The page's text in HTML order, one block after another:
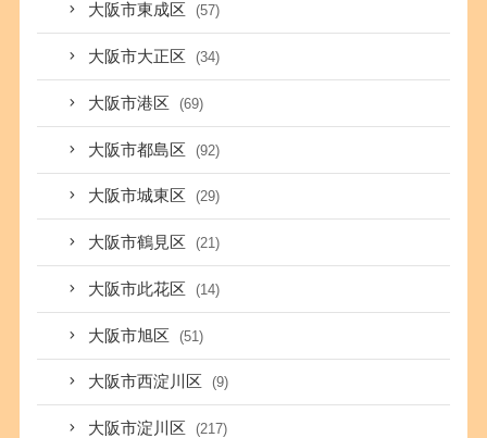
大阪市東成区 (57)
大阪市大正区 (34)
大阪市港区 (69)
大阪市都島区 (92)
大阪市城東区 (29)
大阪市鶴見区 (21)
大阪市此花区 (14)
大阪市旭区 (51)
大阪市西淀川区 (9)
大阪市淀川区 (217)